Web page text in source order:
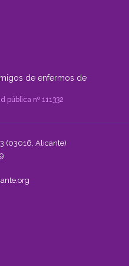
de enfermos de
nº 111332
(03016, Alicante)